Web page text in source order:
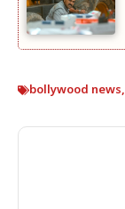
bollywood news,